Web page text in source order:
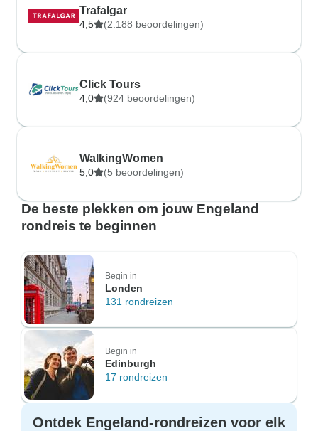
Trafalgar
4,5 (2.188 beoordelingen)
Click Tours
4,0 (924 beoordelingen)
WalkingWomen
5,0 (5 beoordelingen)
De beste plekken om jouw Engeland
rondreis te beginnen
Begin in
Londen
131 rondreizen
Begin in
Edinburgh
17 rondreizen
Ontdek Engeland-rondreizen voor elk